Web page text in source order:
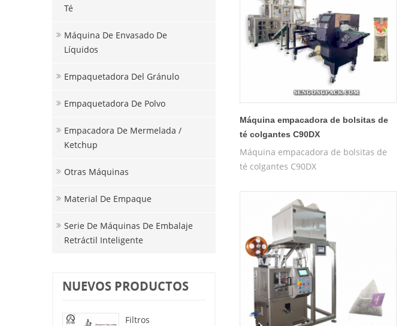
Té
Máquina De Envasado De
Líquidos
Empaquetadora Del Gránulo
Empaquetadora De Polvo
Empacadora De Mermelada /
Ketchup
Otras Máquinas
Material De Empaque
Serie De Máquinas De Embalaje
Retráctil Inteligente
NUEVOS PRODUCTOS
Filtros
Máquina empacadora de bolsitas de
té colgantes C90DX
Máquina empacadora de bolsitas de
té colgantes C90DX